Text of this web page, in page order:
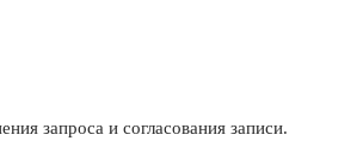
запроса и согласования записи.